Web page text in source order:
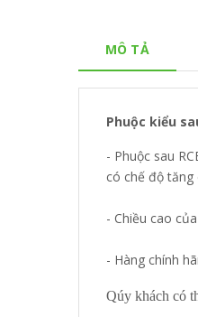
MÔ TẢ
Phuộc kiểu
- Phuộc sau
có chế độ
- Chiều cao
- Hàng chính
Qúy khách có